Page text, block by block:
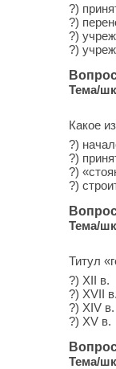
?)
?)
?)
?)
Тема/
Какое
?)
?)
?)
?)
Тема/
Титул
?) XII в.
?) XVII в.
?) XIV в.
?) XV в.
Тема/